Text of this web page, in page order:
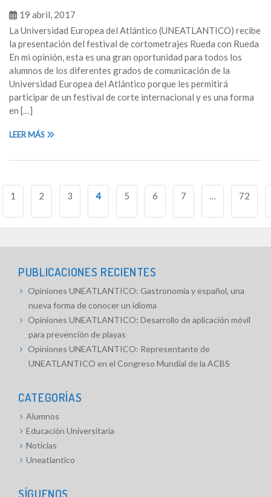
19 abril, 2017
La Universidad Europea del Atlántico (UNEATLANTICO) recibe
la presentación del festival de cortometrajes Rueda con Rueda
En mi opinión, esta es una gran oportunidad para todos los
alumnos de los diferentes grados de comunicación de la
Universidad Europea del Atlántico porque les permitirá
participar de un festival de corte internacional y es una forma
en […]
LEER MÁS
Navegación
1 2 3 4 5 6 7 … 72
PUBLICACIONES RECIENTES
Opiniones UNEATLANTICO: Gastronomía y español, una
nueva forma de conocer un idioma
Opiniones UNEATLANTICO: Desarrollo de aplicación móvil
para prevención de playas
Opiniones UNEATLANTICO: Representante de
UNEATLANTICO en el Congreso Mundial de la ACBS
CATEGORÍAS
Alumnos
Educación Universitaria
Noticias
Uneatlantico
SÍGUENOS